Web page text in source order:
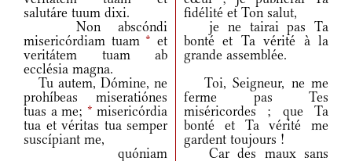
salutáre tuum dixi.
fidélité et Ton salut,
Non abscóndi
misericórdiam tuam* et
veritátem tuam ab
ecclésia magna.
je ne tairai pas Ta
bonté et Ta vérité à la
grande assemblée.
Tu autem, Dómine, ne
prohíbeas miseratiónes
tuas a me; * misericórdia
tua et véritas tua semper
suscípiant me,
Toi, Seigneur, ne me
ferme pas Tes
miséricordes ; que Ta
bonté et Ta vérité me
gardent toujours !
quóniam
Car des maux sans